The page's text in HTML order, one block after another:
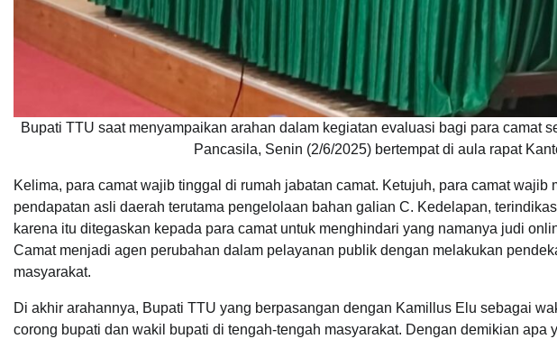
Bupati TTU saat menyampaikan arahan dalam kegiatan evaluasi bagi para camat
Pancasila, Senin (2/6/2025) bertempat di aula rapat
Kelima, para camat wajib tinggal di rumah jabatan camat. Ketujuh, para camat wajib
pendapatan asli daerah terutama pengelolaan bahan galian C. Kedelapan,
karena itu ditegaskan kepada para camat untuk menghindari yang namanya judi
Camat menjadi agen perubahan dalam pelayanan publik dengan melakukan
masyarakat.
Di akhir arahannya, Bupati TTU yang berpasangan dengan Kamillus Elu sebagai
corong bupati dan wakil bupati di tengah-tengah masyarakat. Dengan demikian apa